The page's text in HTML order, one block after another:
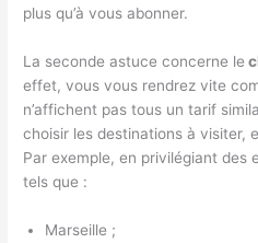
plus qu’à vous abonner.
La seconde astuce concerne le
effet, vous vous rendrez vite
n’affichent pas tous un tarif
choisir les destinations à visiter,
Par exemple, en privilégiant des
tels que :
Marseille ;